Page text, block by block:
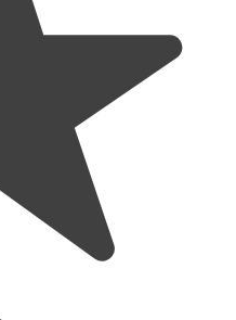
feriti jucaria/produsul de
Jucaria/produsul se poate
si uscati la aer
bebelusi; Pentru |